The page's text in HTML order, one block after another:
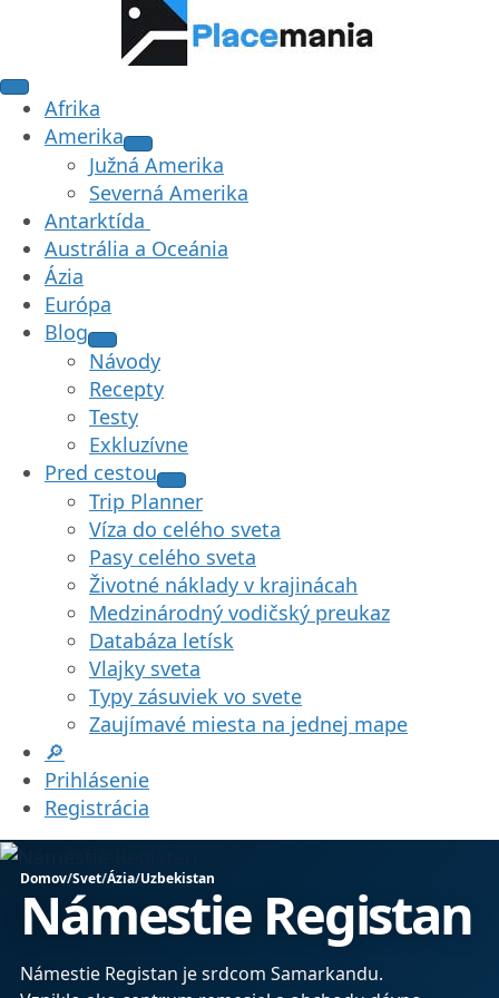
Afrika
Amerika
Južná Amerika
Severná Amerika
Antarktída
Austrália a Oceánia
Ázia
Európa
Blog
Návody
Recepty
Testy
Exkluzívne
Pred cestou
Trip Planner
Víza do celého sveta
Pasy celého sveta
Životné náklady v krajinácah
Medzinárodný vodičský preukaz
Databáza letísk
Vlajky sveta
Typy zásuviek vo svete
Zaujímavé miesta na jednej mape
🔎
Prihlásenie
Registrácia
Domov/Svet/Ázia/Uzbekistan
Námestie Registan
Námestie Registan je srdcom Samarkandu.